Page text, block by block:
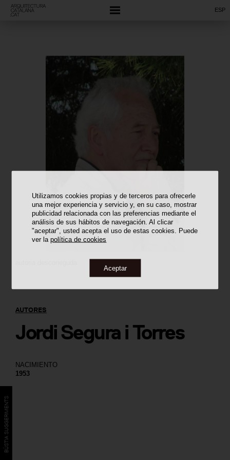
Utilizamos cookies propias y de terceros para ofrecerle
una mejor experiencia y servicio y, en su caso, mostrar
publicidad relacionada con las preferencias mediante el
análisis de sus hábitos de navegación. Al clicar
"aceptar", usted acepta el uso de estas cookies. Puede
ver lapolítica de cookies
Aceptar
ESP
NACIMIENTO
1953
AUTORES
Jordi Segura i Torres
BÚSTIA SUGGERIMENTS